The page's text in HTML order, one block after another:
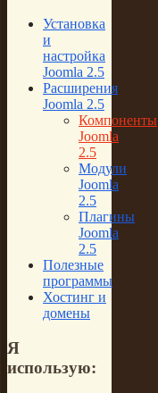
Установка
и
настройка
Joomla 2.5
Расширения
Joomla 2.5
Компоненты
Joomla
2.5
Модули
Joomla
2.5
Плагины
Joomla
2.5
Полезные
программы
Хостинг и
домены
Я
использую: